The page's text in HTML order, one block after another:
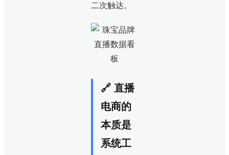
二次触达。
🔗 直播
电商的
本质是
系统工